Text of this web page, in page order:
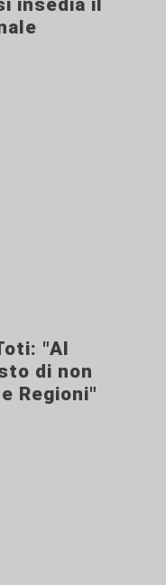
insedia il
"Al
di non
Regioni"